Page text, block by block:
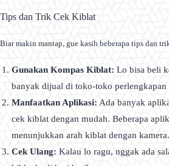
Tips dan Trik Cek Kiblat
Biar makin mantap, gue kasih beberapa tips dan
Gunakan Kompas Kiblat: Lo bisa beli
banyak dijual di toko-toko perlengkapan
Manfaatkan Aplikasi: Ada banyak
cek kiblat dengan mudah. Beberapa
menunjukkan arah kiblat dengan kamera.
Cek Ulang: Kalau lo ragu, nggak ada